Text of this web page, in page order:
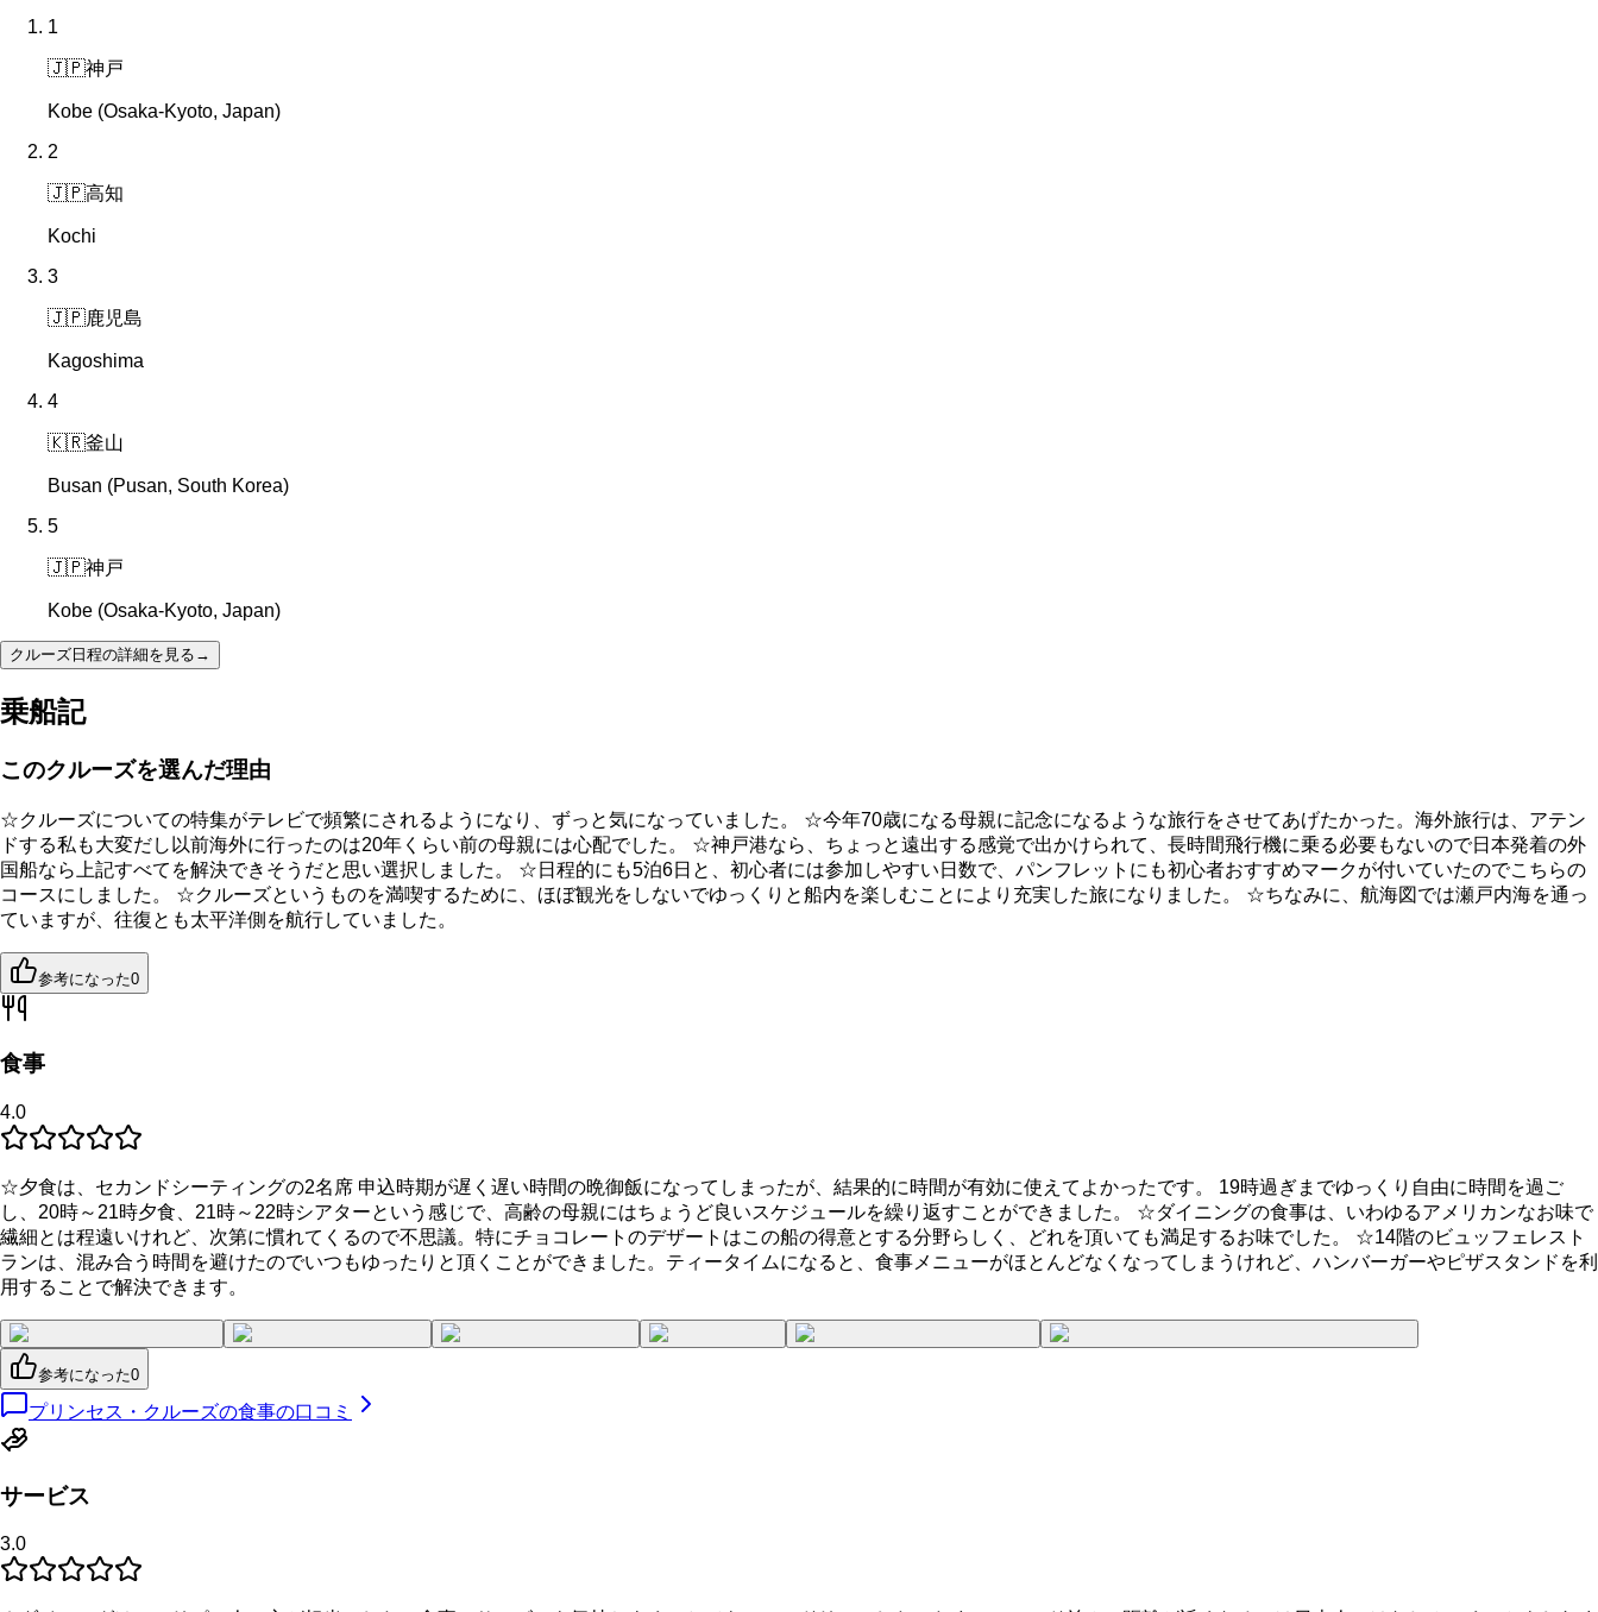
1
🇯🇵神戸
Kobe (Osaka-Kyoto, Japan)
2
🇯🇵高知
Kochi
3
🇯🇵鹿児島
Kagoshima
4
🇰🇷釜山
Busan (Pusan, South Korea)
5
🇯🇵神戸
Kobe (Osaka-Kyoto, Japan)
クルーズ日程の詳細を見る →
乗船記
このクルーズを選んだ理由
☆クルーズについての特集がテレビで頻繁にされるようになり、ずっと気になっていました。 ☆今年70歳になる母親に記念になるような旅行をさせてあげたかった。海外旅行は、アテン
ドする私も大変だし以前海外に行ったのは20年くらい前の母親には心配でした。 ☆神戸港なら、ちょっと遠出する感覚で出かけられて、長時間飛行機に乗る必要もないので日本発着の外
国船なら上記すべてを解決できそうだと思い選択しました。 ☆日程的にも5泊6日と、初心者には参加しやすい日数で、パンフレットにも初心者おすすめマークが付いていたのでこちらの
コースにしました。 ☆クルーズというものを満喫するために、ほぼ観光をしないでゆっくりと船内を楽しむことにより充実した旅になりました。 ☆ちなみに、航海図では瀬戸内海を通っ
ていますが、往復とも太平洋側を航行していました。
参考になった0
食事
4.0
☆夕食は、セカンドシーティングの2名席 申込時期が遅く遅い時間の晩御飯になってしまったが、結果的に時間が有効に使えてよかったです。 19時過ぎまでゆっくり自由に時間を過ご
し、20時～21時夕食、21時～22時シアターという感じで、高齢の母親にはちょうど良いスケジュールを繰り返すことができました。 ☆ダイニングの食事は、いわゆるアメリカンなお味で
繊細とは程遠いけれど、次第に慣れてくるので不思議。特にチョコレートのデザートはこの船の得意とする分野らしく、どれを頂いても満足するお味でした。 ☆14階のビュッフェレスト
ランは、混み合う時間を避けたのでいつもゆったりと頂くことができました。ティータイムになると、食事メニューがほとんどなくなってしまうけれど、ハンバーガーやピザスタンドを利
用することで解決できます。
参考になった0
プリンセス・クルーズの食事の口コミ
サービス
3.0